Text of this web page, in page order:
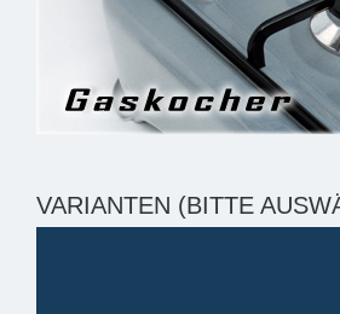
VARIANTEN (BITTE